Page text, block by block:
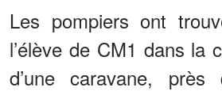
Les pompiers ont
l’élève de CM1 dans la
d’une caravane,